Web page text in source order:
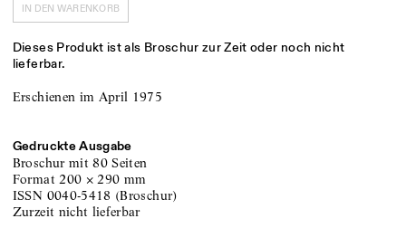
IN DEN WARENKORB
Dieses Produkt ist als Broschur zur Zeit oder noch nicht
lieferbar.
Erschienen im April 1975
Gedruckte Ausgabe
Broschur mit 80 Seiten
Format200 ×290 mm
ISSN 0040-5418 (Broschur)
zurzeit nicht lieferbar